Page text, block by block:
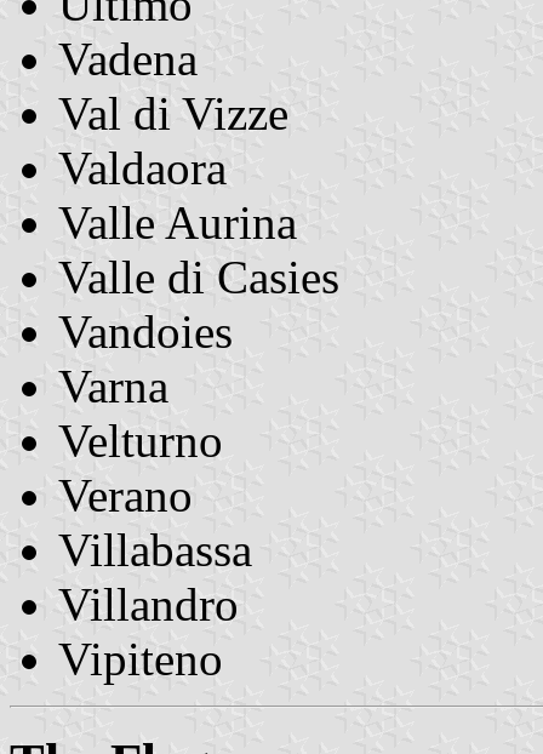
Vadena
Val di Vizze
Valdaora
Valle Aurina
Valle di Casies
Vandoies
Varna
Velturno
Verano
Villabassa
Villandro
Vipiteno